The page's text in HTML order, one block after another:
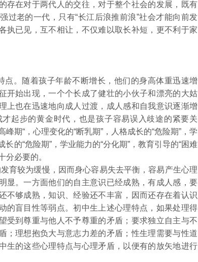
存在对于两代人的交往，对于整个社会的发展，既有
过老的一代，只有“长江后浪推前浪”社会才能向前发
执已见，互不相让，不仅难以取长补短，更不利于家
。随着孩子年龄不断增长，他们的身高体重迅速增
开始出现，一个个长成了健壮的小伙子和漂亮的大姑
上也在迅速地向成人过渡，成人感和自我意识逐渐增
起步的黄金时代，也是孩子容易误入歧途的紧要关
期“，心理变化的“断乳期”，人格成长的“危险期”，学
长的“危险期”，学业能力的“分化期”，教育引导的“困难
分必要的。
较为缓慢，因而身心容易失去平衡，容易产生心理
显。一方面他们的自主意识已经成熟，有成人感，要
不够成熟，知识、经验还不丰富，因而还存在着认识
的盲目性等弱点。初中生上述心理特点，如果处理得
受到尊重与他人不予尊重的矛盾；要求独立自主与不
；理想抱负大与意志力差的矛盾；性生理需要与性道
生的这些心理特点与心理矛盾，以便有的放矢地进行